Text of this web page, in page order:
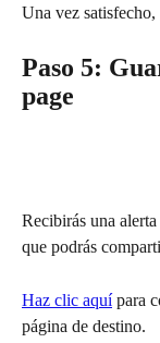
Una vez
Paso 5:
page
Recibirás una
que podrás
Haz clic aquí para
página de destino.